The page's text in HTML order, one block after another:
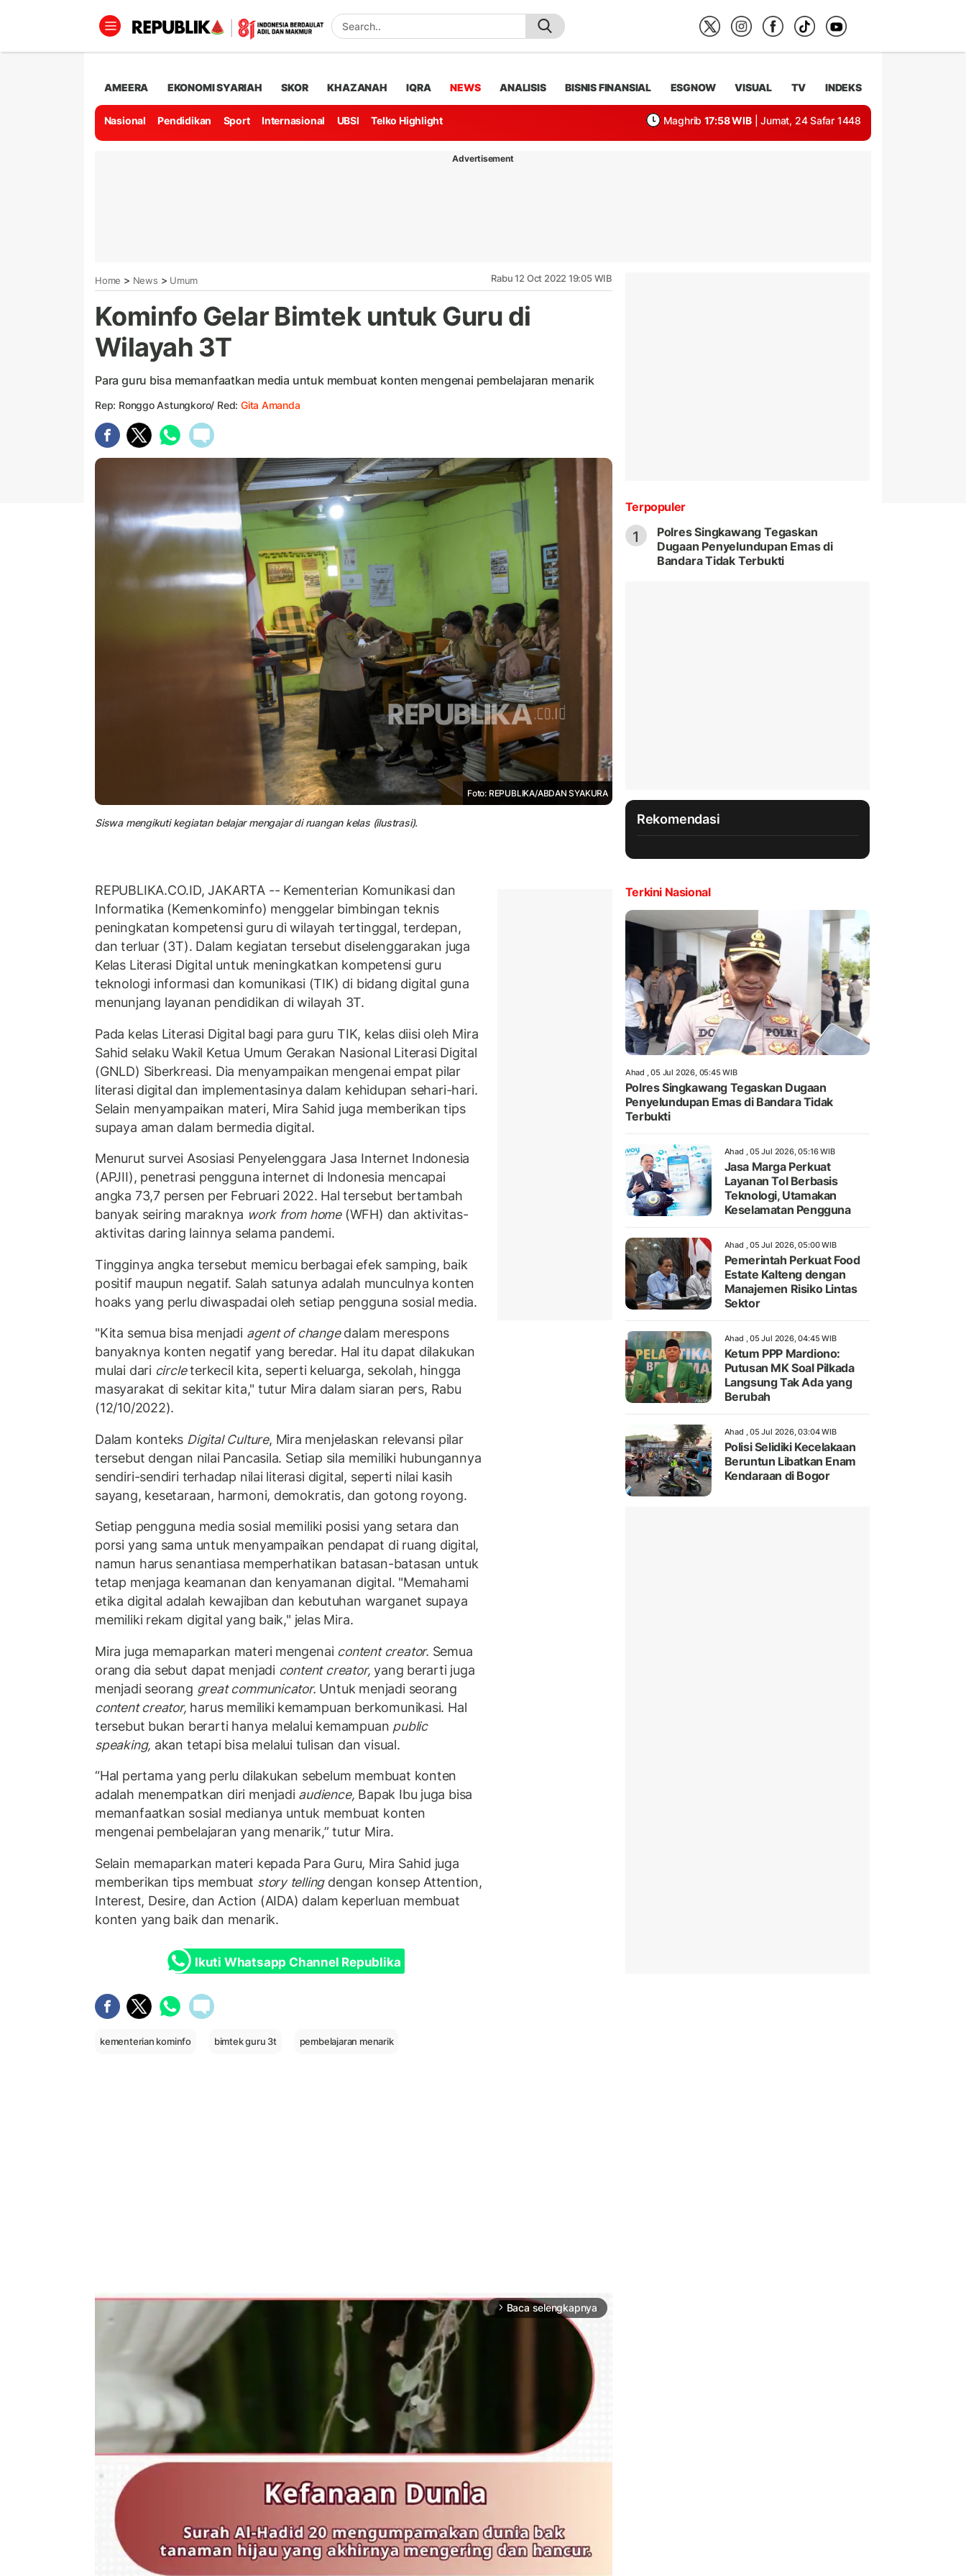
AMEERA EKONOMI SYARIAH SKOR KHAZANAH IQRA NEWS ANALISIS BISNIS FINANSIAL ESGNOW VISUAL TV INDEKS
Nasional Pendidikan Sport Internasional UBSI Telko Highlight Maghrib 17:58 WIB | Jumat, 24 Safar 1448
Advertisement
Home > News > Umum Rabu 12 Oct 2022 19:05 WIB
Kominfo Gelar Bimtek untuk Guru di
Wilayah 3T
Para guru bisa memanfaatkan media untuk membuat konten mengenai pembelajaran menarik
Rep: Ronggo Astungkoro/ Red: Gita Amanda
Foto: REPUBLIKA/ABDAN SYAKURA
Siswa mengikuti kegiatan belajar mengajar di ruangan kelas (ilustrasi).
REPUBLIKA.CO.ID, JAKARTA -- Kementerian Komunikasi dan
Informatika (Kemenkominfo) menggelar bimbingan teknis
peningkatan kompetensi guru di wilayah tertinggal, terdepan,
dan terluar (3T). Dalam kegiatan tersebut diselenggarakan juga
Kelas Literasi Digital untuk meningkatkan kompetensi guru
teknologi informasi dan komunikasi (TIK) di bidang digital guna
menunjang layanan pendidikan di wilayah 3T.
Pada kelas Literasi Digital bagi para guru TIK, kelas diisi oleh Mira
Sahid selaku Wakil Ketua Umum Gerakan Nasional Literasi Digital
(GNLD) Siberkreasi. Dia menyampaikan mengenai empat pilar
literasi digital dan implementasinya dalam kehidupan sehari-hari.
Selain menyampaikan materi, Mira Sahid juga memberikan tips
supaya aman dalam bermedia digital.
Menurut survei Asosiasi Penyelenggara Jasa Internet Indonesia
(APJII), penetrasi pengguna internet di Indonesia mencapai
angka 73,7 persen per Februari 2022. Hal tersebut bertambah
banyak seiring maraknya work from home(WFH) dan aktivitas-
aktivitas daring lainnya selama pandemi.
Tingginya angka tersebut memicu berbagai efek samping, baik
positif maupun negatif. Salah satunya adalah munculnya konten
hoaks yang perlu diwaspadai oleh setiap pengguna sosial media.
"Kita semua bisa menjadi agent of changedalam merespons
banyaknya konten negatif yang beredar. Hal itu dapat dilakukan
mulai dari circleterkecil kita, seperti keluarga, sekolah, hingga
masyarakat di sekitar kita," tutur Mira dalam siaran pers, Rabu
(12/10/2022).
Dalam konteks Digital Culture, Mira menjelaskan relevansi pilar
tersebut dengan nilai Pancasila. Setiap sila memiliki hubungannya
sendiri-sendiri terhadap nilai literasi digital, seperti nilai kasih
sayang, kesetaraan, harmoni, demokratis, dan gotong royong.
Setiap pengguna media sosial memiliki posisi yang setara dan
porsi yang sama untuk menyampaikan pendapat di ruang digital,
namun harus senantiasa memperhatikan batasan-batasan untuk
tetap menjaga keamanan dan kenyamanan digital. "Memahami
etika digital adalah kewajiban dan kebutuhan warganet supaya
memiliki rekam digital yang baik," jelas Mira.
Mira juga memaparkan materi mengenaicontent creator. Semua
orang dia sebut dapat menjadi content creator, yang berarti juga
menjadi seorang great communicator. Untuk menjadi seorang
content creator, harus memiliki kemampuan berkomunikasi. Hal
tersebut bukan berarti hanya melalui kemampuan public
speaking, akan tetapi bisa melalui tulisan dan visual.
“Hal pertama yang perlu dilakukan sebelum membuat konten
adalah menempatkan diri menjadi audience, Bapak Ibu juga bisa
memanfaatkan sosial medianya untuk membuat konten
mengenai pembelajaran yang menarik,” tutur Mira.
Selain memaparkan materi kepada Para Guru, Mira Sahid juga
memberikan tips membuat story tellingdengan konsep Attention,
Interest, Desire, dan Action (AIDA) dalam keperluan membuat
konten yang baik dan menarik.
Ikuti Whatsapp Channel Republika
kementerian kominfo bimtek guru 3t pembelajaran menarik
arrow_forward_ios Baca selengkapnya
Terpopuler
1
Polres Singkawang Tegaskan
Dugaan Penyelundupan Emas di
Bandara Tidak Terbukti
Rekomendasi
Terkini Nasional
Ahad , 05 Jul 2026, 05:45 WIB
Polres Singkawang Tegaskan Dugaan
Penyelundupan Emas di Bandara Tidak
Terbukti
Ahad , 05 Jul 2026, 05:16 WIB
Jasa Marga Perkuat
Layanan Tol Berbasis
Teknologi, Utamakan
Keselamatan Pengguna
Ahad , 05 Jul 2026, 05:00 WIB
Pemerintah Perkuat Food
Estate Kalteng dengan
Manajemen Risiko Lintas
Sektor
Ahad , 05 Jul 2026, 04:45 WIB
Ketum PPP Mardiono:
Putusan MK Soal Pilkada
Langsung Tak Ada yang
Berubah
Ahad , 05 Jul 2026, 03:04 WIB
Polisi Selidiki Kecelakaan
Beruntun Libatkan Enam
Kendaraan di Bogor